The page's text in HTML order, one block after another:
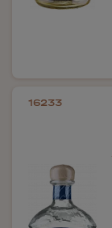
16233